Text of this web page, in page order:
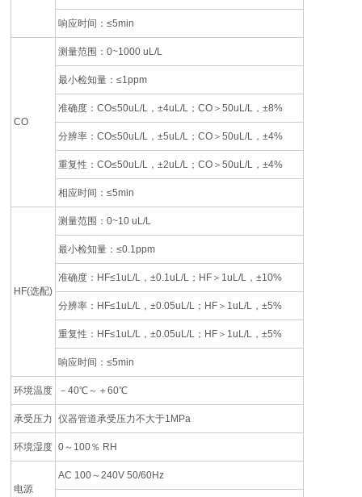
响应时间：≤5min
CO
测量范围：0~1000 uL/L
最小检知量：≤1ppm
准确度：CO≤50uL/L，±4uL/L；CO＞50uL/L，±8%
分辨率：CO≤50uL/L，±5uL/L；CO＞50uL/L，±4%
重复性：CO≤50uL/L，±2uL/L；CO＞50uL/L，±4%
相应时间：≤5min
HF(选配)
测量范围：0~10 uL/L
最小检知量：≤0.1ppm
准确度：HF≤1uL/L，±0.1uL/L；HF＞1uL/L，±10%
分辨率：HF≤1uL/L，±0.05uL/L；HF＞1uL/L，±5%
重复性：HF≤1uL/L，±0.05uL/L；HF＞1uL/L，±5%
响应时间：≤5min
环境温度 －40℃～＋60℃
承受压力 仪器管道承受压力不大于1MPa
环境湿度 0～100％ RH
电源
AC 100～240V 50/60Hz